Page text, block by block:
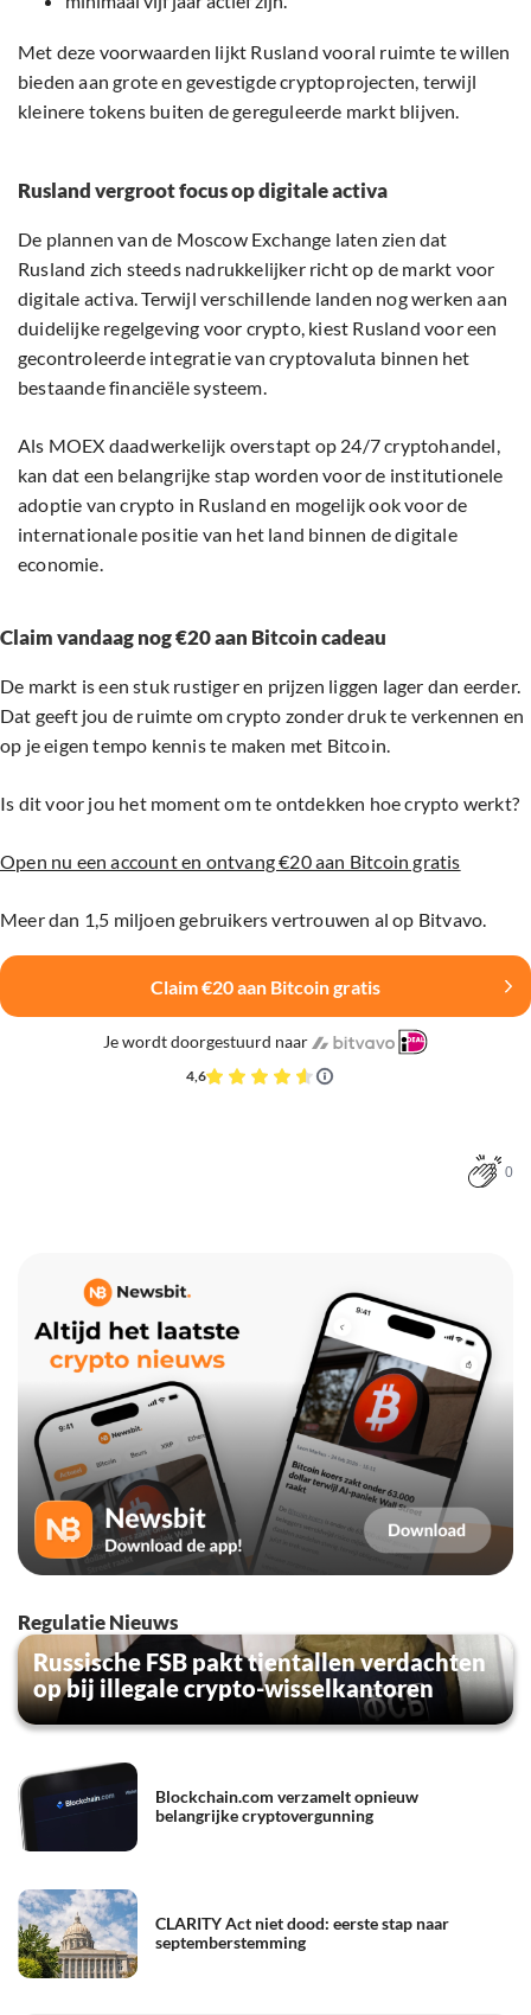
Met deze voorwaarden lijkt Rusland vooral ruimte te willen
bieden aan grote en gevestigde cryptoprojecten, terwijl
kleinere tokens buiten de gereguleerde markt blijven.
Rusland vergroot focus op digitale activa
De plannen van de Moscow Exchange laten zien dat
Rusland zich steeds nadrukkelijker richt op de markt voor
digitale activa. Terwijl verschillende landen nog werken aan
duidelijke regelgeving voor crypto, kiest Rusland voor een
gecontroleerde integratie van cryptovaluta binnen het
bestaande financiële systeem.
Als MOEX daadwerkelijk overstapt op 24/7 cryptohandel,
kan dat een belangrijke stap worden voor de institutionele
adoptie van crypto in Rusland en mogelijk ook voor de
internationale positie van het land binnen de digitale
economie.
Claim vandaag nog €20 aan Bitcoin cadeau
De markt is een stuk rustiger en prijzen liggen lager dan eerder.
Dat geeft jou de ruimte om crypto zonder druk te verkennen en
op je eigen tempo kennis te maken met Bitcoin.
Is dit voor jou het moment om te ontdekken hoe crypto werkt?
Open nu een account en ontvang €20 aan Bitcoin gratis
Meer dan 1,5 miljoen gebruikers vertrouwen al op Bitvavo.
Claim €20 aan Bitcoin gratis
Je wordt doorgestuurd naar
4,6
0
Regulatie Nieuws
Russische FSB pakt tientallen verdachten
op bij illegale crypto-wisselkantoren
Blockchain.com verzamelt opnieuw
belangrijke cryptovergunning
CLARITY Act niet dood: eerste stap naar
septemberstemming